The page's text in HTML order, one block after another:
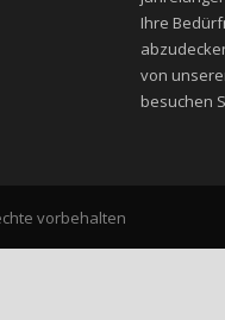
Ihre
von
besuchen
vorbehalten